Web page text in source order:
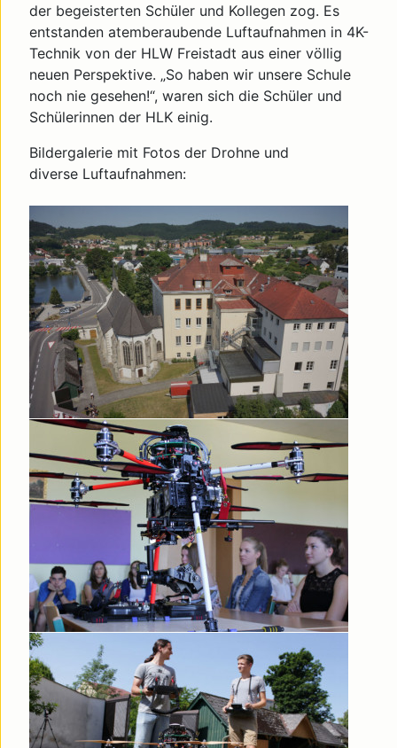
der begeisterten Schüler und Kollegen zog. Es
entstanden atemberaubende Luftaufnahmen in 4K-
Technik von der HLW Freistadt aus einer völlig
neuen Perspektive. „So haben wir unsere Schule
noch nie gesehen!“, waren sich die Schüler und
Schülerinnen der HLK einig.
Bildergalerie mit Fotos der Drohne und
diverse Luftaufnahmen: